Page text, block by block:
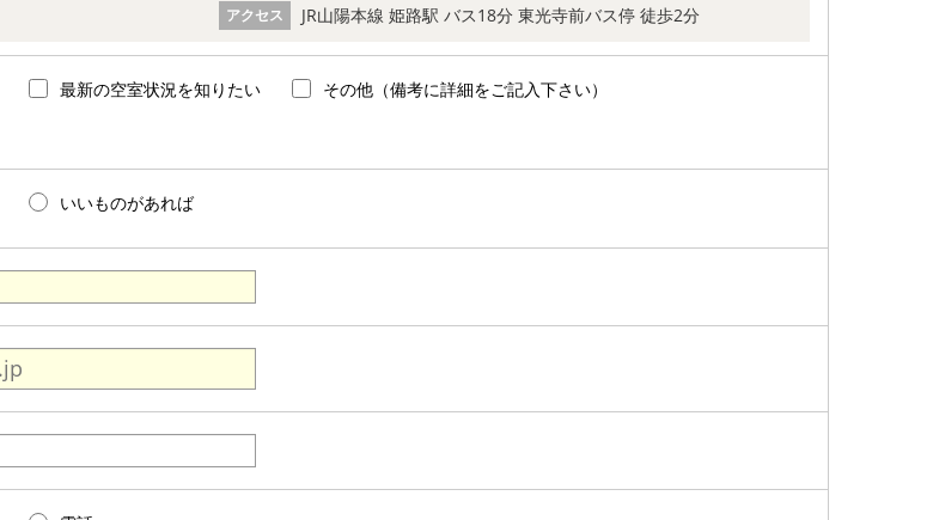
アクセス JR山陽本線 姫路駅 バス18分 東光寺前バス停 徒歩2分
最新の空室状況を知りたい その他（備考に詳細をご記入下さい）
いいものがあれば